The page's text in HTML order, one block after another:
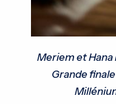
Meriem et Hana
Grande